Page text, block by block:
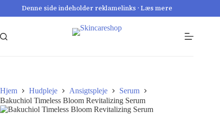
Denne side indeholder reklamelinks · Læs mere
Hjem Hudpleje Ansigtspleje
Serum
Bakuchiol Timeless Bloom Revitalizing Serum